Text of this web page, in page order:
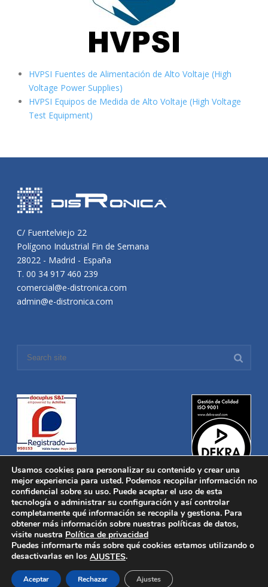
HVPSI Fuentes de Alimentación de Alto Voltaje (High
Voltage Power Supplies)
HVPSI Equipos de Medida de Alto Voltaje (High Voltage
Test Equipment)
C/ Fuentelviejo 22
Polígono Industrial Fin de Semana
28022 - Madrid - España
T. 00 34 917 460 239
comercial@e-distronica.com
admin@e-distronica.com
Distronica © 2016 Todos los derechos reservados.Aviso legal
Política de privacidad|Política de Cookies
Desarrollado porNucleosoft
Inicio
Quiénes Somos
Distribución
Usamos cookies para personalizar su contenido y crear una
mejor experiencia para usted. Podemos recopilar información no
confidencial sobre su uso. Puede aceptar el uso de esta
tecnología o administrar su configuración y así controlar
completamente qué información se recopila y gestiona. Para
obtener más información sobre nuestras políticas de datos,
visite nuestra Política de privacidad
Puedes informarte más sobre qué cookies estamos utilizando o
desactivarlas en los AJUSTES.
Aceptar Rechazar Ajustes